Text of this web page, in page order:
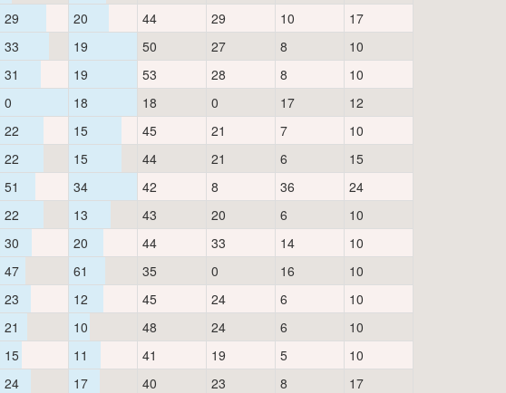
29 20 44 29 10
17
33 19 50 27 8
10
31 19 53 28 8
10
0 18 18 0 17
12
22 15 45 21 7
10
22 15 44 21 6
15
51 34 42 8 36
24
22 13 43 20 6
10
30 20 44 33 14
10
47 61 35 0 16
10
23 12 45 24 6
10
21 10 48 24 6
10
15 11 41 19 5
10
24 17 40 23 8
17